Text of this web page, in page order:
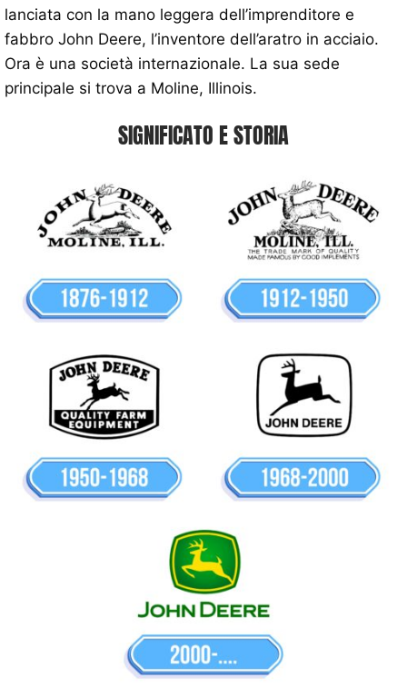
lanciata con la mano leggera dell’imprenditore e
fabbro John Deere, l’inventore dell’aratro in acciaio.
Ora è una società internazionale. La sua sede
principale si trova a Moline, Illinois.
SIGNIFICATO E STORIA